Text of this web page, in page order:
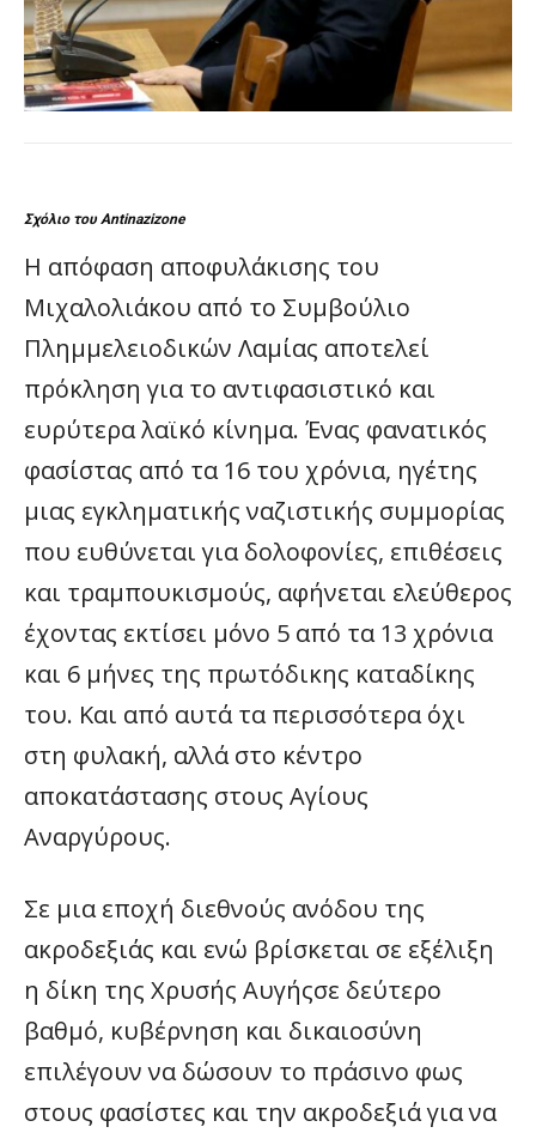
Σχόλιο του Antinazizone
Η απόφαση αποφυλάκισης του
Μιχαλολιάκου από το Συμβούλιο
Πλημμελειοδικών Λαμίας αποτελεί
πρόκληση για το αντιφασιστικό και
ευρύτερα λαϊκό κίνημα. Ένας φανατικός
φασίστας από τα 16 του χρόνια, ηγέτης
μιας εγκληματικής ναζιστικής συμμορίας
που ευθύνεται για δολοφονίες, επιθέσεις
και τραμπουκισμούς, αφήνεται ελεύθερος
έχοντας εκτίσει μόνο 5 από τα 13 χρόνια
και 6 μήνες της πρωτόδικης καταδίκης
του. Και από αυτά τα περισσότερα όχι
στη φυλακή, αλλά στο κέντρο
αποκατάστασης στους Αγίους
Αναργύρους.
Σε μια εποχή διεθνούς ανόδου της
ακροδεξιάς και ενώ βρίσκεται σε εξέλιξη
η δίκη της Χρυσής Αυγήςσε δεύτερο
βαθμό, κυβέρνηση και δικαιοσύνη
επιλέγουν να δώσουν το πράσινο φως
στους φασίστες και την ακροδεξιά για να